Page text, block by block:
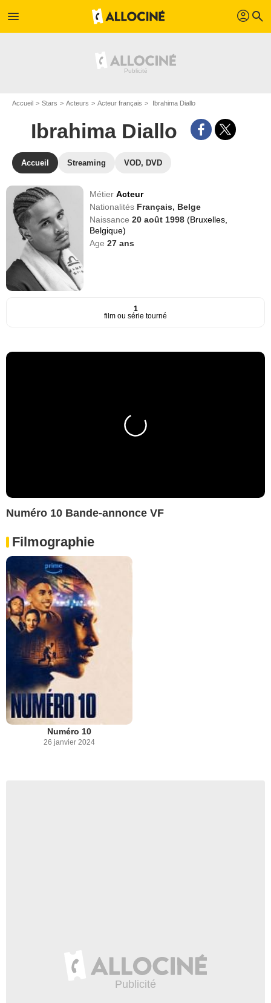
menu profil search
Accueil Stars Acteurs Acteur français Ibrahima Diallo
Ibrahima Diallo
Accueil Streaming VOD, DVD
MétierActeur
Nationalités Français, Belge
Naissance20 août 1998(Bruxelles,
Belgique)
Age27 ans
1
film ou série tourné
Numéro 10 Bande-annonce VF
Filmographie
Numéro 10
26 janvier 2024